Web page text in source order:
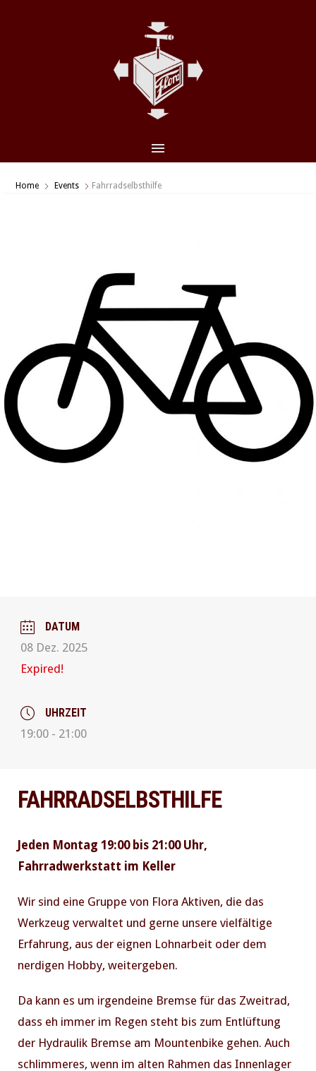
Home Events Fahrradselbsthilfe
DATUM
08 Dez. 2025
Expired!
UHRZEIT
19:00 - 21:00
FAHRRADSELBSTHILFE
Jeden Montag 19:00 bis 21:00 Uhr,
Fahrradwerkstatt im Keller
Wir sind eine Gruppe von Flora Aktiven, die das
Werkzeug verwaltet und gerne unsere vielfältige
Erfahrung, aus der eignen Lohnarbeit oder dem
nerdigen Hobby, weitergeben.
Da kann es um irgendeine Bremse für das Zweitrad,
dass eh immer im Regen steht bis zum Entlüftung
der Hydraulik Bremse am Mountenbike gehen. Auch
schlimmeres, wenn im alten Rahmen das Innenlager